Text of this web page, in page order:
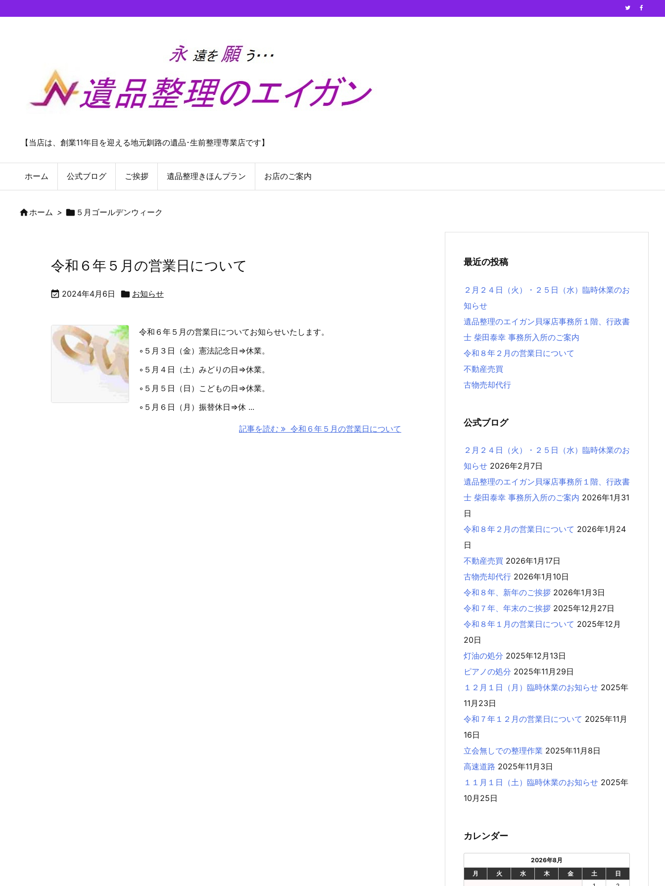
【当店は、創業11年目を迎える地元釧路の遺品･生前整理専業店です】
ホーム 公式ブログ ご挨拶 遺品整理きほんプラン お店のご案内
ホーム >  ５月ゴールデンウィーク
令和６年５月の営業日について
 2024年4月6日  お知らせ
令和６年５月の営業日についてお知らせいたします。
◦５月３日（金）憲法記念日⇒休業。
◦５月４日（土）みどりの日⇒休業。
◦５月５日（日）こどもの日⇒休業。
◦５月６日（月）振替休日⇒休 ...
記事を読む 令和６年５月の営業日について
最近の投稿
２月２４日（火）・２５日（水）臨時休業のお
知らせ
遺品整理のエイガン貝塚店事務所１階、行政書
士 柴田泰幸 事務所入所のご案内
令和８年２月の営業日について
不動産売買
古物売却代行
公式ブログ
２月２４日（火）・２５日（水）臨時休業のお
知らせ 2026年2月7日
遺品整理のエイガン貝塚店事務所１階、行政書
士 柴田泰幸 事務所入所のご案内 2026年1月31
日
令和８年２月の営業日について 2026年1月24
日
不動産売買 2026年1月17日
古物売却代行 2026年1月10日
令和８年、新年のご挨拶 2026年1月3日
令和７年、年末のご挨拶 2025年12月27日
令和８年１月の営業日について 2025年12月
20日
灯油の処分 2025年12月13日
ピアノの処分 2025年11月29日
１２月１日（月）臨時休業のお知らせ 2025年
11月23日
令和７年１２月の営業日について 2025年11月
16日
立会無しでの整理作業 2025年11月8日
高速道路 2025年11月3日
１１月１日（土）臨時休業のお知らせ 2025年
10月25日
カレンダー
2026年8月
月
火 水 木 金 土
日